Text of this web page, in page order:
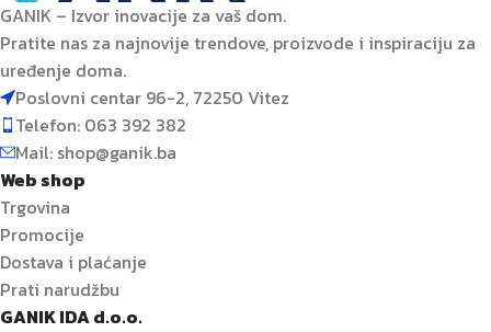
GANIK – Izvor inovacije za vaš dom.
Pratite nas za najnovije trendove, proizvode i inspiraciju za
uređenje doma.
Poslovni centar 96-2, 72250 Vitez
Telefon: 063 392 382
Mail: shop@ganik.ba
Web shop
Trgovina
Promocije
Dostava i plaćanje
Prati narudžbu
GANIK IDA d.o.o.